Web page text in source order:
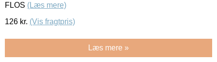
FLOS (Læs mere)
126 kr. (Vis fragtpris)
Læs mere »